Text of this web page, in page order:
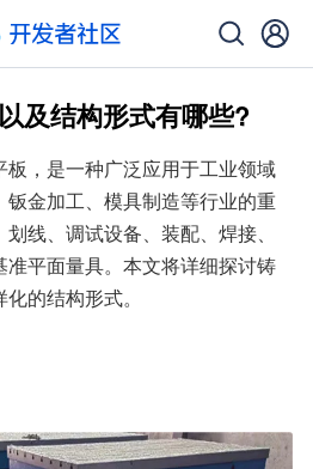
及结构形式有哪些?
，是一种广泛应用于工业领域
金加工、模具制造等行业的重
线、调试设备、装配、焊接、
平面量具。本文将详细探讨铸
的结构形式。